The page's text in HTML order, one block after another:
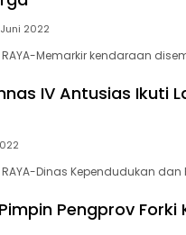
Juni 2022
RAYA-Memarkir kendaraan
IV Antusias Ikuti
RAYA-Dinas Kependudukan
Pengprov Forki